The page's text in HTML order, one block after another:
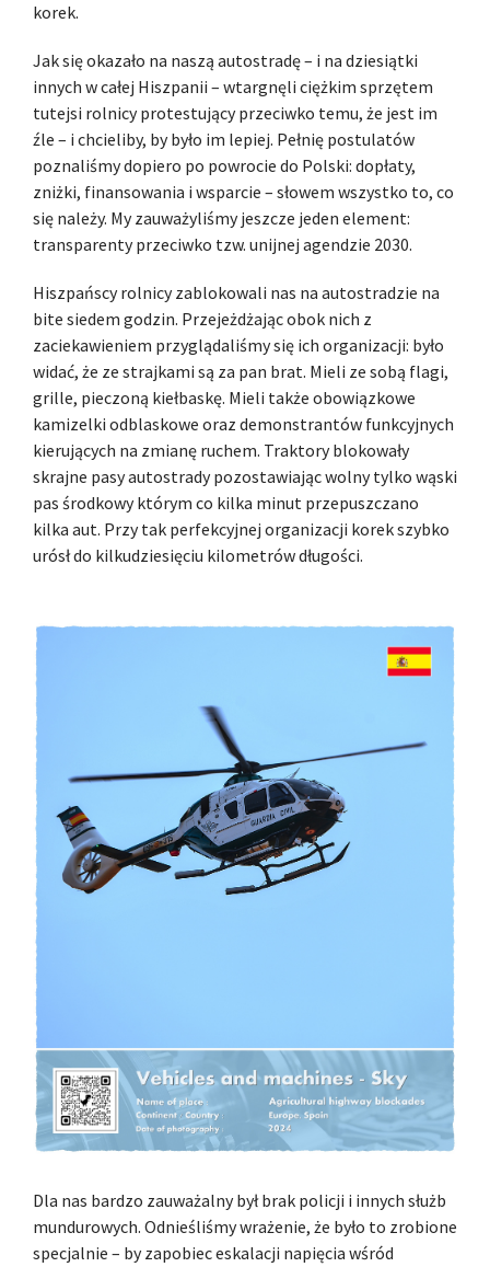
korek.
Jak się okazało na naszą autostradę – i na dziesiątki
innych w całej Hiszpanii – wtargnęli ciężkim sprzętem
tutejsi rolnicy protestujący przeciwko temu, że jest im
źle – i chcieliby, by było im lepiej. Pełnię postulatów
poznaliśmy dopiero po powrocie do Polski: dopłaty,
zniżki, finansowania i wsparcie – słowem wszystko to, co
się należy. My zauważyliśmy jeszcze jeden element:
transparenty przeciwko tzw. unijnej agendzie 2030.
Hiszpańscy rolnicy zablokowali nas na autostradzie na
bite siedem godzin. Przejeżdżając obok nich z
zaciekawieniem przyglądaliśmy się ich organizacji: było
widać, że ze strajkami są za pan brat. Mieli ze sobą flagi,
grille, pieczoną kiełbaskę. Mieli także obowiązkowe
kamizelki odblaskowe oraz demonstrantów funkcyjnych
kierujących na zmianę ruchem. Traktory blokowały
skrajne pasy autostrady pozostawiając wolny tylko wąski
pas środkowy którym co kilka minut przepuszczano
kilka aut. Przy tak perfekcyjnej organizacji korek szybko
urósł do kilkudziesięciu kilometrów długości.
Dla nas bardzo zauważalny był brak policji i innych służb
mundurowych. Odnieśliśmy wrażenie, że było to zrobione
specjalnie – by zapobiec eskalacji napięcia wśród